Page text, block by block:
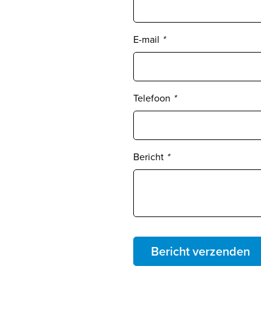
E-mail *
Telefoon *
Bericht *
Bericht verzenden